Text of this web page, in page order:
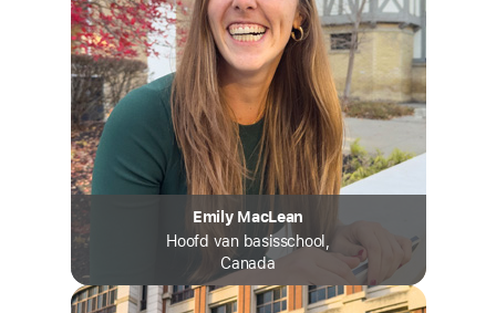
Emily MacLean
Hoofd van basisschool,
Canada